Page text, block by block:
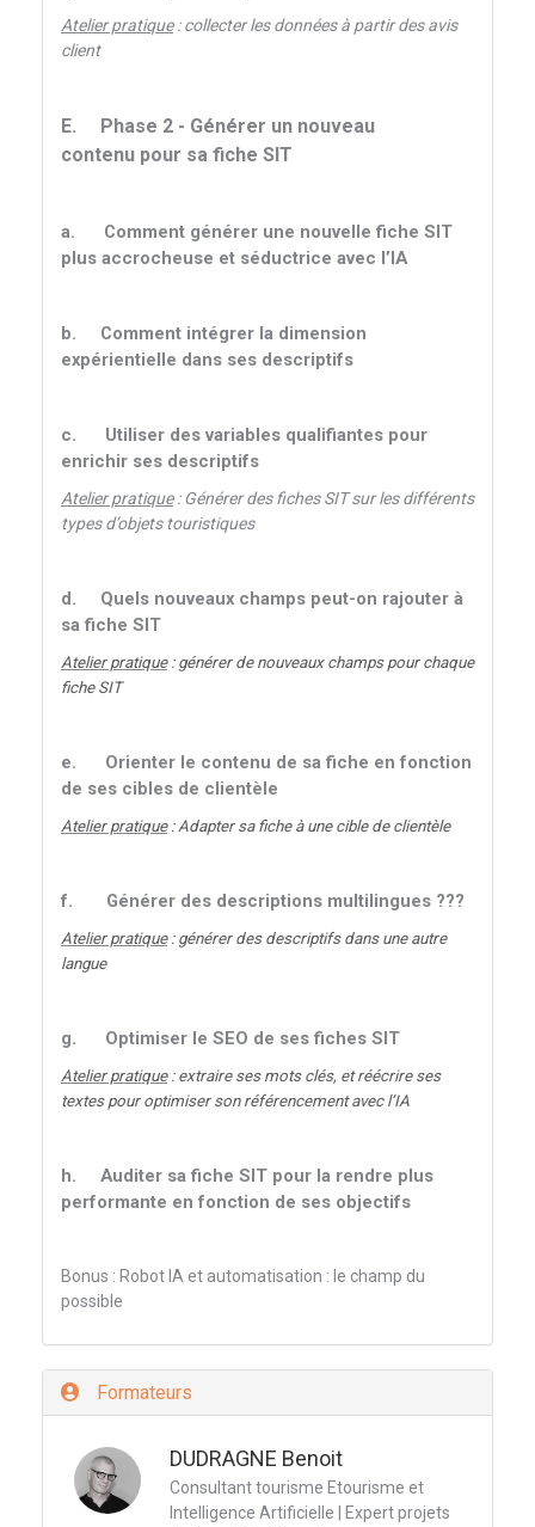
Atelier pratique: collecter les données à partir des avis
client
E. Phase 2 - Générer un nouveau
contenu pour sa fiche SIT
a. Comment générer une nouvelle fiche SIT
plus accrocheuse et séductrice avec l’IA
b. Comment intégrer la dimension
expérientielle dans ses descriptifs
c. Utiliser des variables qualifiantes pour
enrichir ses descriptifs
Atelier pratique: Générer des fiches SIT sur les différents
types d’objets touristiques
d. Quels nouveaux champs peut-on rajouter à
sa fiche SIT
Atelier pratique: générer de nouveaux champs pour chaque
fiche SIT
e. Orienter le contenu de sa fiche en fonction
de ses cibles de clientèle
Atelier pratique: Adapter sa fiche à une cible de clientèle
f. Générer des descriptions multilingues ???
Atelier pratique: générer des descriptifs dans une autre
langue
g. Optimiser le SEO de ses fiches SIT
Atelier pratique: extraire ses mots clés, et réécrire ses
textes pour optimiser son référencement avec l’IA
h. Auditer sa fiche SIT pour la rendre plus
performante en fonction de ses objectifs
Bonus : Robot IA et automatisation : le champ du
possible
Formateurs
DUDRAGNE Benoit
Consultant tourisme Etourisme et
Intelligence Artificielle | Expert projets